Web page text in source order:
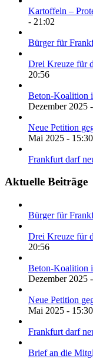
Kartoffeln –
- 21:02
Bürger für
Drei Kreuze für
20:56
Beton-Koalition
Dezember 2025
Neue Petition
Mai 2025 - 15:30
Frankfurt darf
Aktuelle Beiträge
Bürger für
Drei Kreuze für
20:56
Beton-Koalition
Dezember 2025
Neue Petition
Mai 2025 - 15:30
Frankfurt darf
Brief an die